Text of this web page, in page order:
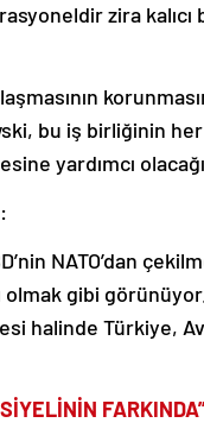
zira
bu iş birliğinin
yardımcı
NATO’dan
gibi
halinde Türkiye,